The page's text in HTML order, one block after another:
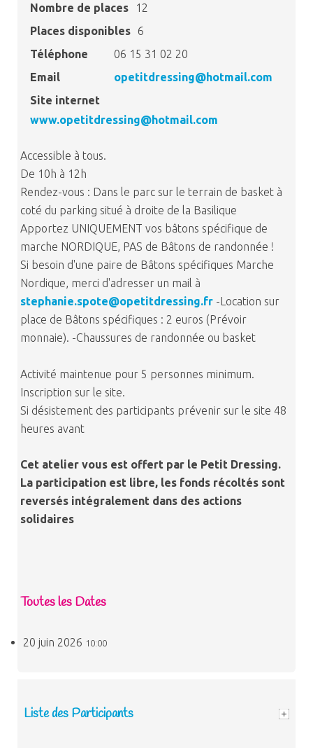
Nombre de places
12
Places disponibles
6
Téléphone
06 15 31 02 20
Email
opetitdressing@hotmail.com
Site internet
www.opetitdressing@hotmail.com
Accessible à tous.
De 10h à 12h
Rendez-vous : Dans le parc sur le terrain de basket à
coté du parking situé à droite de la Basilique
Apportez UNIQUEMENT vos bâtons spécifique de
marche NORDIQUE, PAS de Bâtons de randonnée !
Si besoin d'une paire de Bâtons spécifiques Marche
Nordique, merci d'adresser un mail à
stephanie.spote@opetitdressing.fr-Location sur
place de Bâtons spécifiques : 2 euros (Prévoir
monnaie). -Chaussures de randonnée ou basket
Activité maintenue pour 5 personnes minimum.
Inscription sur le site.
Si désistement des participants prévenir sur le site 48
heures avant
Cet atelier vous est offert par le Petit Dressing.
La participation est libre, les fonds récoltés sont
reversés intégralement dans des actions
solidaires
Toutes les Dates
20 juin 2026 10:00
Liste des Participants